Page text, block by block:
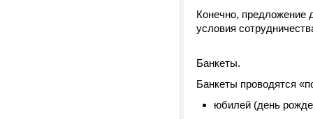
Конечно, предложение
условия
Банкеты.
Банкеты проводятся
юбилей (день